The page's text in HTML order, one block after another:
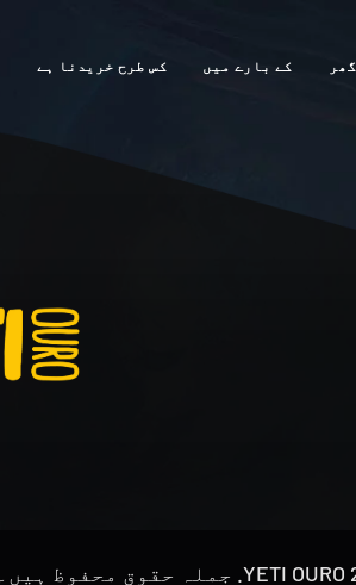
گھر کے بارے میں کس طرح خریدنا ہے